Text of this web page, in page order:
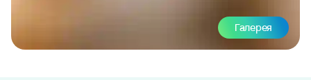
Галерея